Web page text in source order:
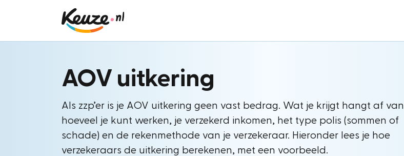
AOV uitkering
Als zzp’er is je AOV uitkering geen vast bedrag. Wat je krijgt hangt af van
hoeveel je kunt werken, je verzekerd inkomen, het type polis (sommen of
schade) en de rekenmethode van je verzekeraar. Hieronder lees je hoe
verzekeraars de uitkering berekenen, met een voorbeeld.